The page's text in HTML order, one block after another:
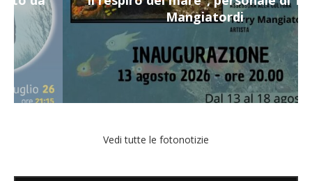
Mangiatordi
Vedi tutte le fotonotizie